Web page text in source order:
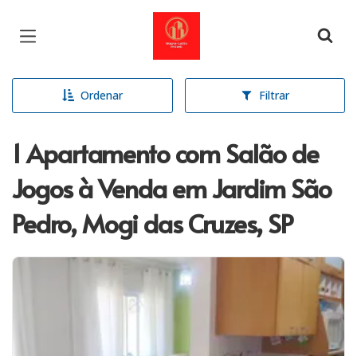
Página inicial
Ordenar Filtrar
1 Apartamento com Salão de
Jogos à Venda em Jardim São
Pedro, Mogi das Cruzes, SP